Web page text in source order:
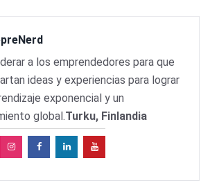
a los emprendedores para que
ideas y experiencias para lograr
exponencial y un
global.Turku, Finlandia